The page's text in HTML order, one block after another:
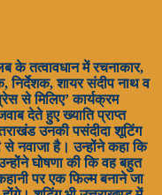
के तत्वावधान में रचनाकार,
शायर संदीप नाथ व
से मिलिए’ कार्यक्रम
देते हुए ख्याति प्राप्त
उनकी पसंदीदा शूटिंग
नवाजा है। उन्होंने कहा कि
घोषणा की कि वह बहुत
पर एक फिल्म बनाने जा